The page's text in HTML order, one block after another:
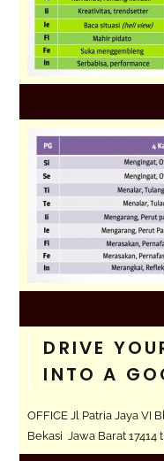
DRIVE
INTO A
OFFICE Jl Patria Jaya VI
Bekasi Jawa Barat 17414